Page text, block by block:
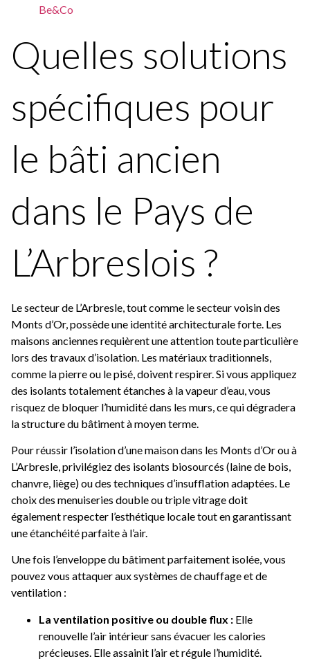
Be&Co
Quelles solutions
spécifiques pour
le bâti ancien
dans le Pays de
L’Arbreslois ?
Le secteur de L’Arbresle, tout comme le secteur voisin des
Monts d’Or, possède une identité architecturale forte. Les
maisons anciennes requièrent une attention toute particulière
lors des travaux d’isolation. Les matériaux traditionnels,
comme la pierre ou le pisé, doivent respirer. Si vous appliquez
des isolants totalement étanches à la vapeur d’eau, vous
risquez de bloquer l’humidité dans les murs, ce qui dégradera
la structure du bâtiment à moyen terme.
Pour réussir l’isolation d’une maison dans les Monts d’Or ou à
L’Arbresle, privilégiez des isolants biosourcés (laine de bois,
chanvre, liège) ou des techniques d’insufflation adaptées. Le
choix des menuiseries double ou triple vitrage doit
également respecter l’esthétique locale tout en garantissant
une étanchéité parfaite à l’air.
Une fois l’enveloppe du bâtiment parfaitement isolée, vous
pouvez vous attaquer aux systèmes de chauffage et de
ventilation :
La ventilation positive ou double flux : Elle
renouvelle l’air intérieur sans évacuer les calories
précieuses. Elle assainit l’air et régule l’humidité.